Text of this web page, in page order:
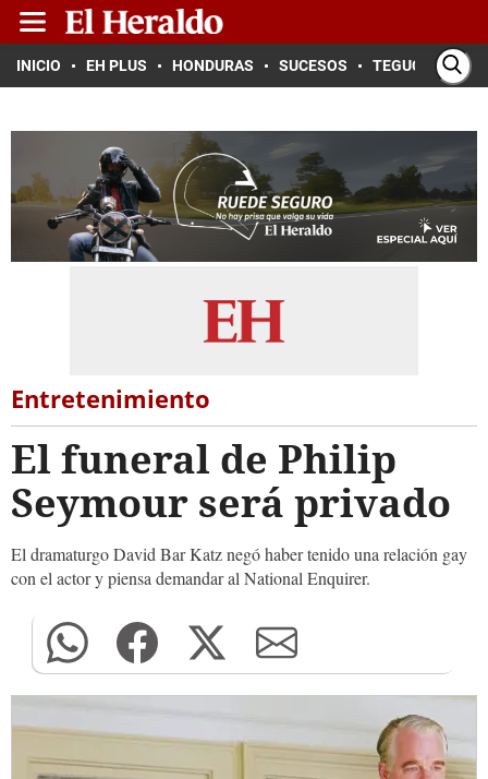
INICIO EH PLUS HONDURAS SUCESOS TEGUCIGALPA
Entretenimiento
El funeral de Philip
Seymour será privado
El dramaturgo David Bar Katz negó haber tenido una relación gay
con el actor y piensa demandar al National Enquirer.